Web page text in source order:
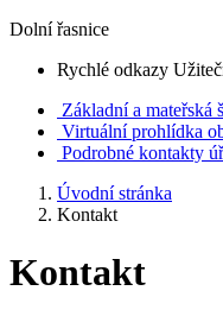
Dolní řasnice
Rychlé odkazy
Základní a mateřská
Virtuální prohlídka
Podrobné kontakty
Úvodní stránka
Kontakt
Kontakt